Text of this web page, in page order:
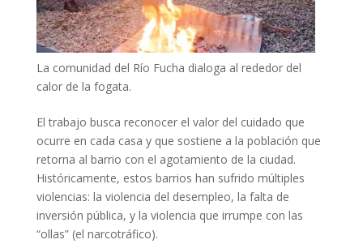
La comunidad del Río Fucha dialoga al rededor del
calor de la fogata.
El trabajo busca reconocer el valor del cuidado que
ocurre en cada casa y que sostiene a la población que
retorna al barrio con el agotamiento de la ciudad.
Históricamente, estos barrios han sufrido múltiples
violencias: la violencia del desempleo, la falta de
inversión pública, y la violencia que irrumpe con las
“ollas” (el narcotráfico).